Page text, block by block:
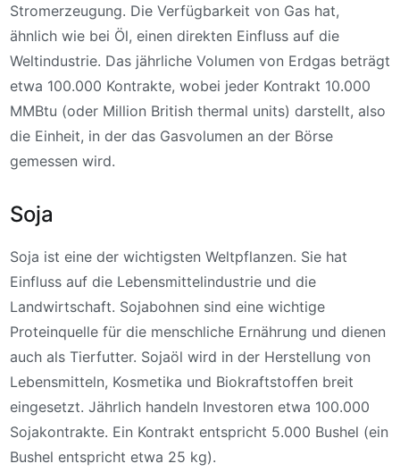
Stromerzeugung. Die Verfügbarkeit von Gas hat,
ähnlich wie bei Öl, einen direkten Einfluss auf die
Weltindustrie. Das jährliche Volumen von Erdgas beträgt
etwa 100.000 Kontrakte, wobei jeder Kontrakt 10.000
MMBtu (oder Million British thermal units) darstellt, also
die Einheit, in der das Gasvolumen an der Börse
gemessen wird.
Soja
Soja ist eine der wichtigsten Weltpflanzen. Sie hat
Einfluss auf die Lebensmittelindustrie und die
Landwirtschaft. Sojabohnen sind eine wichtige
Proteinquelle für die menschliche Ernährung und dienen
auch als Tierfutter. Sojaöl wird in der Herstellung von
Lebensmitteln, Kosmetika und Biokraftstoffen breit
eingesetzt. Jährlich handeln Investoren etwa 100.000
Sojakontrakte. Ein Kontrakt entspricht 5.000 Bushel (ein
Bushel entspricht etwa 25 kg).